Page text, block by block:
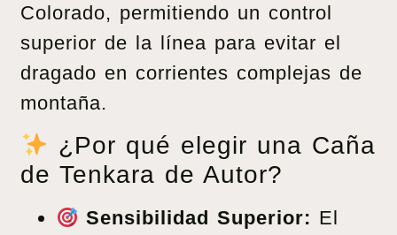
Colorado, permitiendo un control
superior de la línea para evitar el
dragado en corrientes complejas de
montaña.
¿Por qué elegir una Caña
de Tenkara de Autor?
Sensibilidad Superior: El